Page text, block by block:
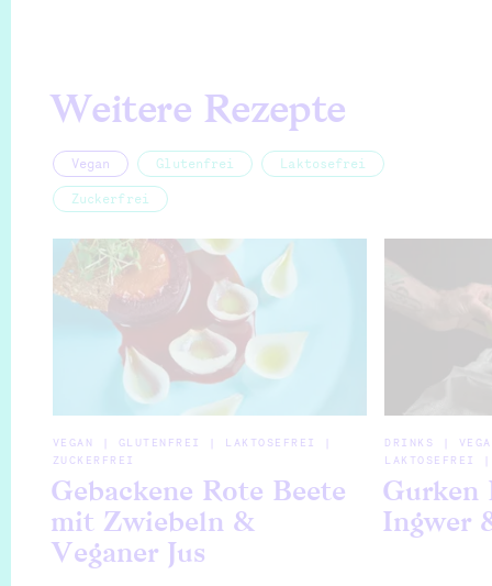
Weitere Rezepte
Vegan Glutenfrei Laktosefrei
Zuckerfrei
VEGAN | GLUTENFREI | LAKTOSEFREI |
ZUCKERFREI
Gebackene Rote Beete
mit Zwiebeln &
Veganer Jus
DRINKS |
LAKTOSEFREI
Gurken
Ingwer